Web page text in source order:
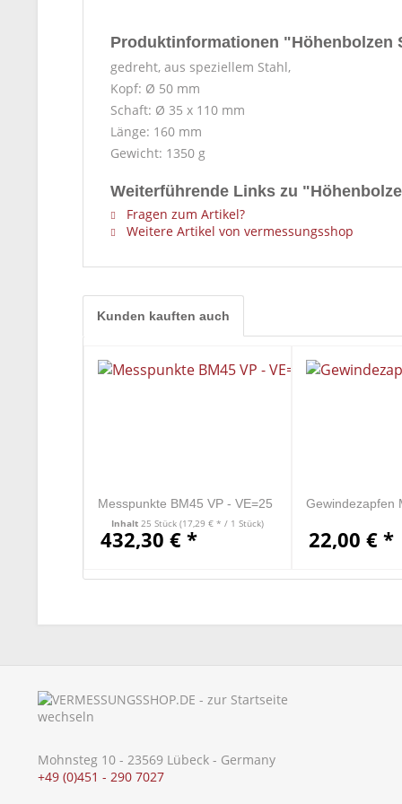
Produktinformationen "Höhenbolzen
gedreht, aus speziellem Stahl,
Kopf: Ø 50 mm
Schaft: Ø 35 x 110 mm
Länge: 160 mm
Gewicht: 1350 g
Weiterführende Links zu
Fragen zum Artikel?
Weitere Artikel von vermessungsshop
Kunden kauften auch
Messpunkte BM45 VP - VE=25
Stück
Inhalt 25 Stück (17,29 € * / 1 Stück)
432,30 € *
Gewindezapfen
22,00 € *
Mohnsteg 10 - 23569 Lübeck - Germany
+49 (0)451 - 290 7027